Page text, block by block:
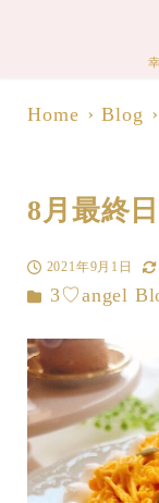
Home Blog
8月最終日
投稿日
2021年9月1日
更
カテゴリー
3♡angel